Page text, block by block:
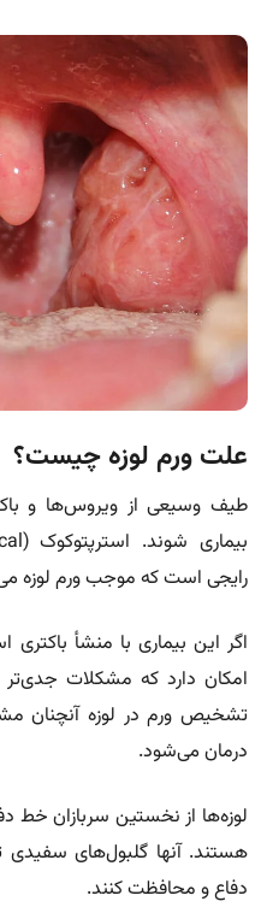
علت ورم لوزه چیست؟
طیف وسیعی از ویروس‌ها و
رایجی است که موجب ورم لوزه
اگر این بیماری با منشأ
امکان دارد که مشکلات
درمان می‌شود.
لوزه‌ها از نخستین سربازان خط
هستند. آنها گلبول‌های سفیدی
دفاع و محافظت کنند.